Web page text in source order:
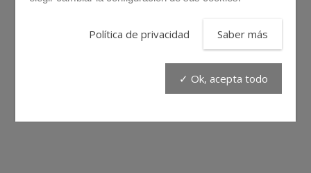
Política de privacidad Saber más
✓ Ok, acepta todo